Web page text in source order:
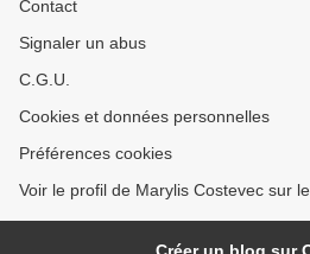
Contact
Signaler un abus
C.G.U.
Cookies et données personnelles
Préférences cookies
Voir le profil de Marylis Costevec sur